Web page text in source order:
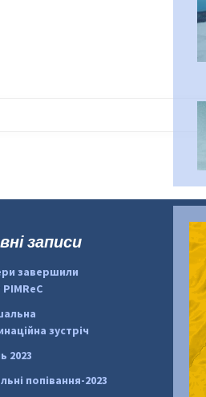
записи
завершили
зустріч
2023
попівання-2023